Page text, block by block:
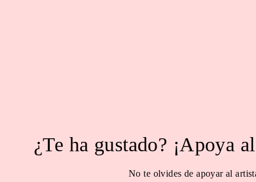
¿Te ha gustado? ¡Apoya
No te olvides de apoyar al